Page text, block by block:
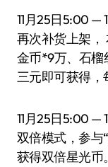
11月25日5:00 —
再次补货上架，
金币*9万、石
三元即可获得，
11月25日5:00 —
双倍模式，参与
获得双倍星光币